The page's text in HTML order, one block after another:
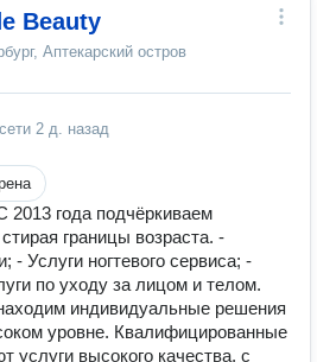
Beauty
Аптекарский остров
2 д. назад
года подчёркиваем
границы возраста. -
- Услуги ногтевого сервиса; -
по уходу за лицом и телом.
индивидуальные решения
уровне. Квалифицированные
услуги высокого качества, с